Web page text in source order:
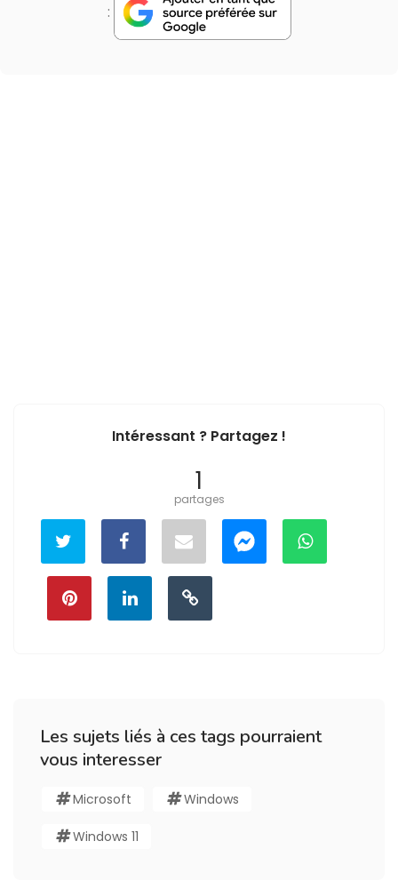
:
Intéressant ? Partagez !
1
partages
Les sujets liés à ces tags pourraient
vous interesser
Microsoft Windows
Windows 11